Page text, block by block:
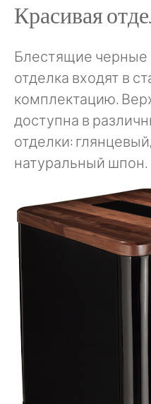
Красивая
Блестящие
отделка входят в
комплектацию.
доступна в
отделки:
натуральный шпон.